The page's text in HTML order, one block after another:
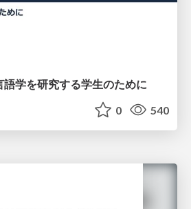
学を研究する学生のために
0 540